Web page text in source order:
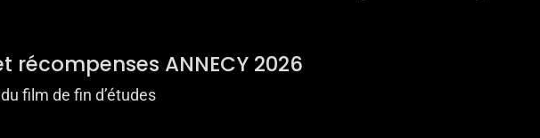
récompenses ANNECY 2026
film de fin d’études